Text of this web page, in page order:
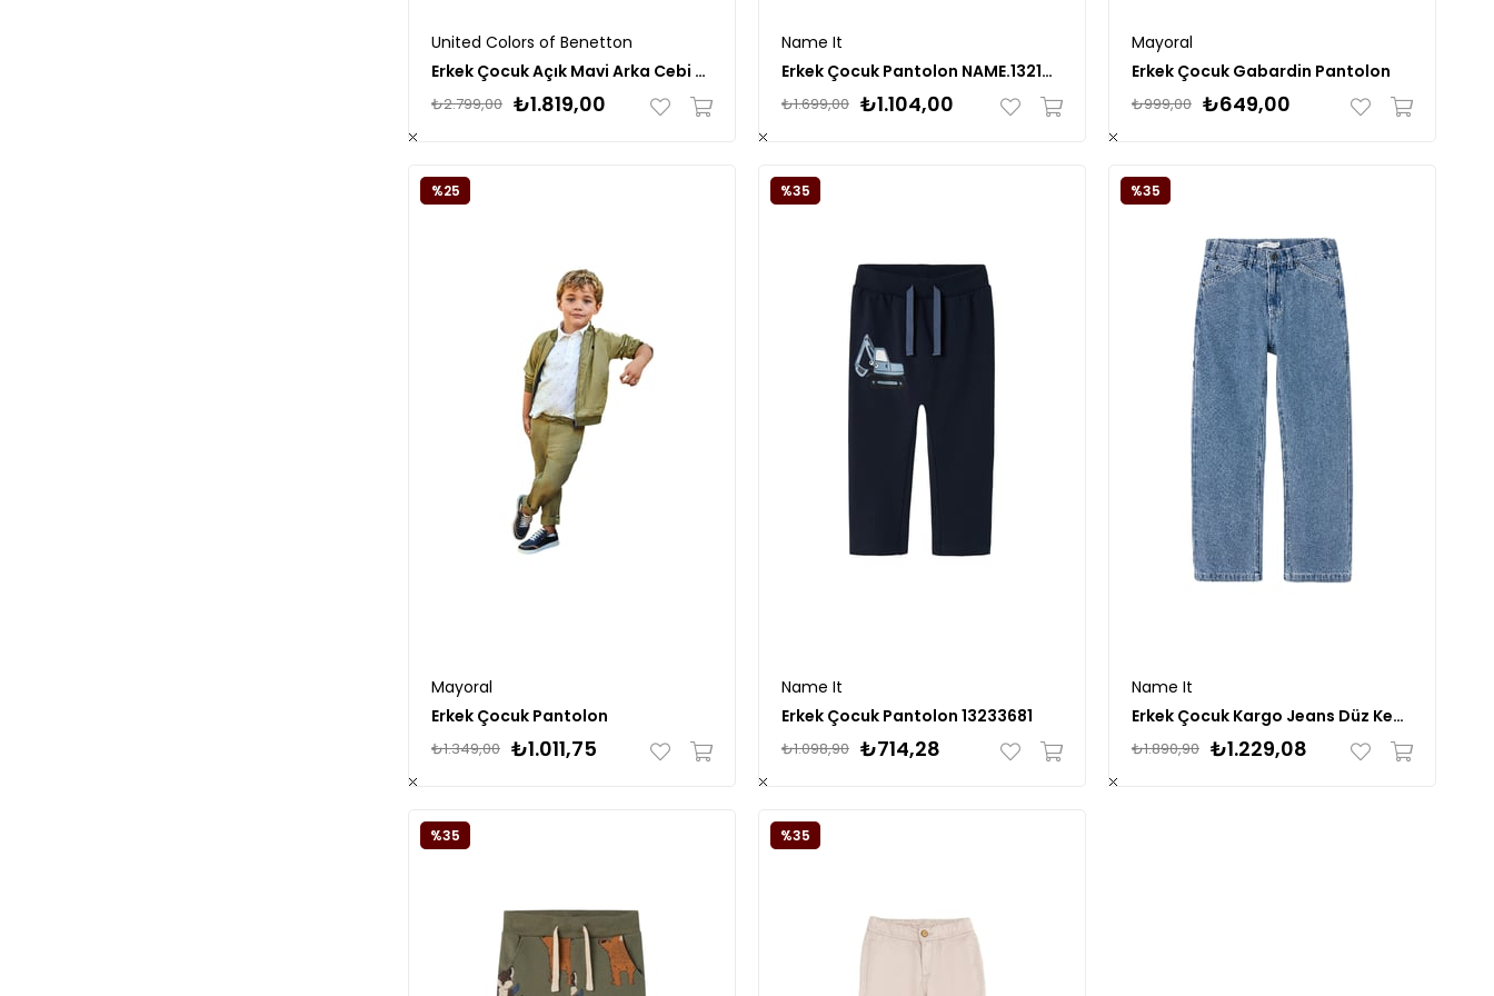
United Colors of Benetton
Erkek Çocuk Açık Mavi Arka Cebi Logolu Lastik Paça Ağartılmış Denim Pantolon
₺1.819,00
₺2.799,00
Name It
Erkek Çocuk Pantolon NAME.13218829
₺1.104,00
₺1.699,00
Mayoral
Erkek Çocuk Gabardin Pantolon
₺649,00
₺999,00
Mayoral
Erkek Çocuk Pantolon
₺1.011,75
₺1.349,00
%25
Name It
Erkek Çocuk Pantolon 13233681
₺714,28
₺1.098,90
%35
Name It
Erkek Çocuk Kargo Jeans Düz Kesim
₺1.229,08
₺1.890,90
%35
%35 %35